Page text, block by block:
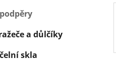
a důlčíky
skla